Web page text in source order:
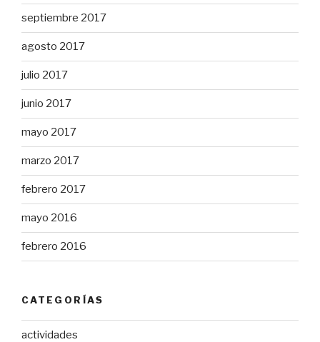
septiembre 2017
agosto 2017
julio 2017
junio 2017
mayo 2017
marzo 2017
febrero 2017
mayo 2016
febrero 2016
CATEGORÍAS
actividades